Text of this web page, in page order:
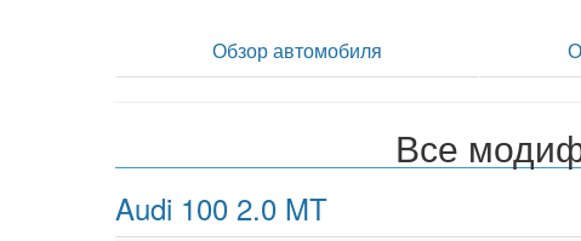
Обзор автомобиля
Все
Audi 100 2.0 MT